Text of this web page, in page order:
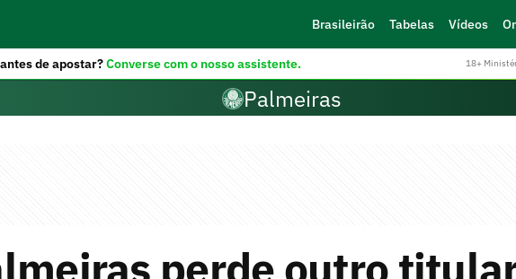
Brasileirão Tabelas Vídeos
de apostar?Converse com o nosso assistente. 18+
Palmeiras